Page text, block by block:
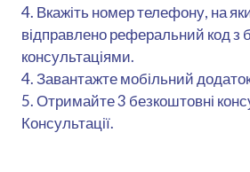
4. Вкажіть номер телефону, на
відправлено реферальний код з
консультаціями.
4. Завантажте мобільний
5. Отримайте 3 безкоштовні
Консультації.